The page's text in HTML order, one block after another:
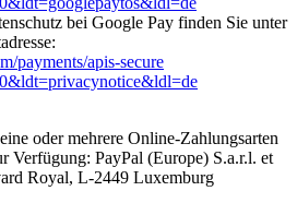
bei Google Pay finden Sie unter
/payments/apis-secure
&ldt=privacynotice&ldl=de
oder mehrere Online-Zahlungsarten
Verfügung: PayPal (Europe) S.a.r.l. et
Royal, L-2449 Luxemburg